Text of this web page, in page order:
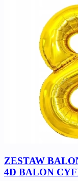
ZESTAW
4D BALON